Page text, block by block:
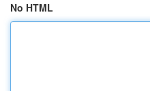
No HTML